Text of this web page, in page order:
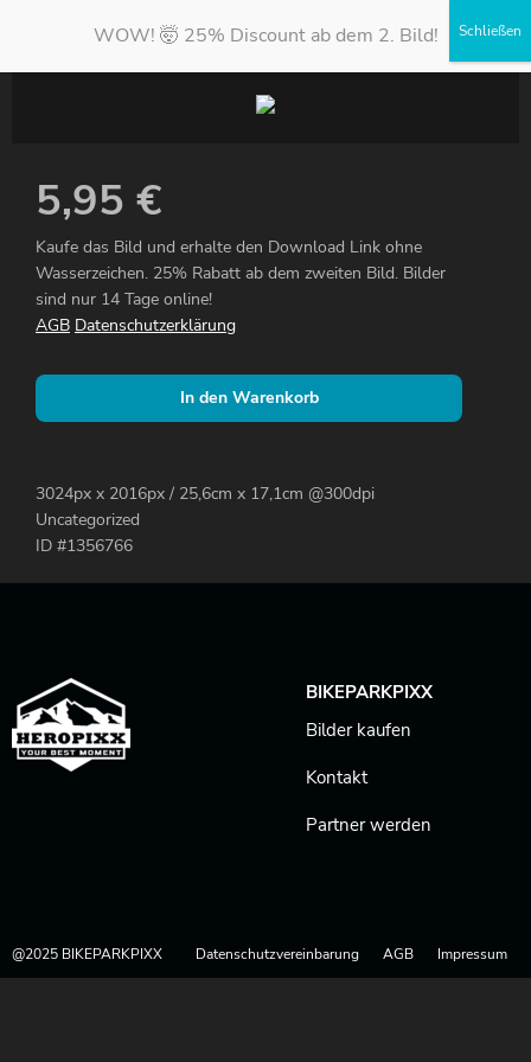
5,95 €
Kaufe das Bild und erhalte den Download Link ohne
Wasserzeichen. 25% Rabatt ab dem zweiten Bild. Bilder
sind nur 14 Tage online!
AGB Datenschutzerklärung
In den Warenkorb
3024px x 2016px / 25,6cm x 17,1cm @300dpi
Uncategorized
ID #1356766
BIKEPARKPIXX
Bilder kaufen
Kontakt
Partner werden
@2025 BIKEPARKPIXX Datenschutzvereinbarung AGB Impressum
WOW! 🤯 25% Discount ab dem 2. Bild!